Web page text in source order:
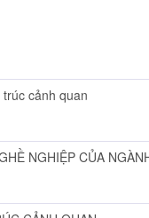
cảnh quan
NGHIỆP CỦA